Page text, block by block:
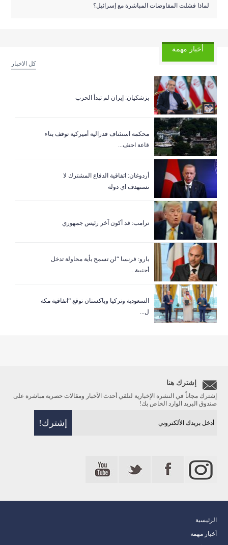
لماذا فشلت المفاوضات المباشرة مع إسرائيل؟
أخبار مهمة
كل الاخبار
بزشكيان: إيران لم تبدأ الحرب
‏محكمة استئناف فدرالية أميركية توقف بناء
قاعة احتف...
أردوغان: اتفاقية الدفاع المشترك لا
تستهدف اي دولة
ترامب: قد أكون آخر رئيس جمهوري
بارو: فرنسا “لن تسمح بأية محاولة تدخل
أجنبية...
السعودية وتركيا وباكستان توقع “اتفاقية مكة
ل...
إشترك هنا
إشترك مجاناً في النشرة الإخبارية لتلقي أحدث الأخبار ومقالات حصرية مباشرة على
صندوق البريد الوارد الخاص بك!
الرئيسية
أخبار مهمة